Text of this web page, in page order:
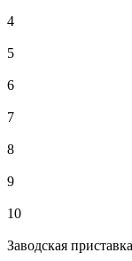
4
5
6
7
8
9
10
Заводская приставка